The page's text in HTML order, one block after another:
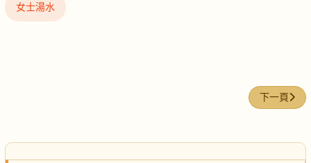
女士湯水
下一篇文章
下一頁